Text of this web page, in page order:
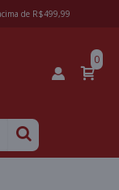
de R$499,99
0